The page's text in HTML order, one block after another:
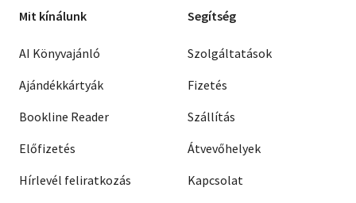
Mit kínálunk
AI Könyvajánló
Ajándékkártyák
Bookline Reader
Előfizetés
Hírlevél feliratkozás
Segítség
Szolgáltatások
Fizetés
Szállítás
Átvevőhelyek
Kapcsolat